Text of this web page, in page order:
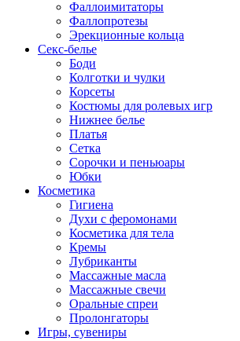
Фаллоимитаторы
Фаллопротезы
Эрекционные кольца
Секс-белье
Боди
Колготки и чулки
Корсеты
Костюмы для ролевых игр
Нижнее белье
Платья
Сетка
Сорочки и пеньюары
Юбки
Косметика
Гигиена
Духи с феромонами
Косметика для тела
Кремы
Лубриканты
Массажные масла
Массажные свечи
Оральные спреи
Пролонгаторы
Игры, сувениры